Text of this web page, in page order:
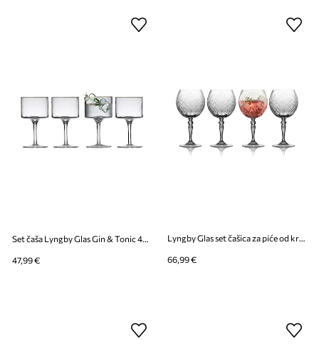
Set čaša Lyngby Glas Gin & Tonic 4-pack
47,99 € 66,99 €